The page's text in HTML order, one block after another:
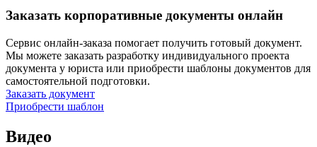
Заказать корпоративные документы онлайн
Сервис онлайн-заказа помогает получить готовый документ.
Мы можете заказать разработку индивидуального проекта
документа у юриста или приобрести шаблоны документов для
самостоятельной подготовки.
Заказать документ
Приобрести шаблон
Видео